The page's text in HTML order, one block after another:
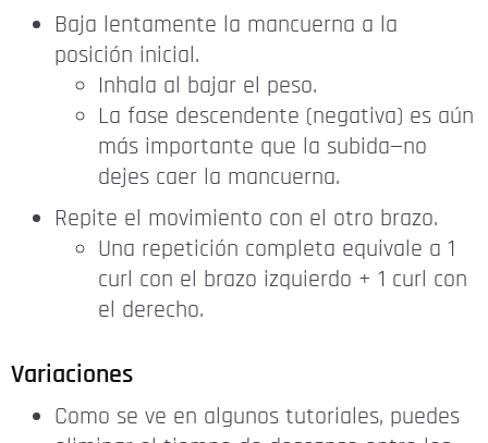
Baja lentamente la mancuerna a la
posición inicial.
Inhala al bajar el peso.
La fase descendente (negativa) es aún
más importante que la subida—no
dejes caer la mancuerna.
Repite el movimiento con el otro brazo.
Una repetición completa equivale a 1
curl con el brazo izquierdo + 1 curl con
el derecho.
Variaciones
Como se ve en algunos tutoriales, puedes